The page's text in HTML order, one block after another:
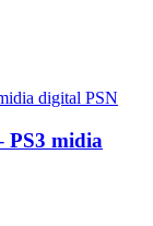
PS3 midia